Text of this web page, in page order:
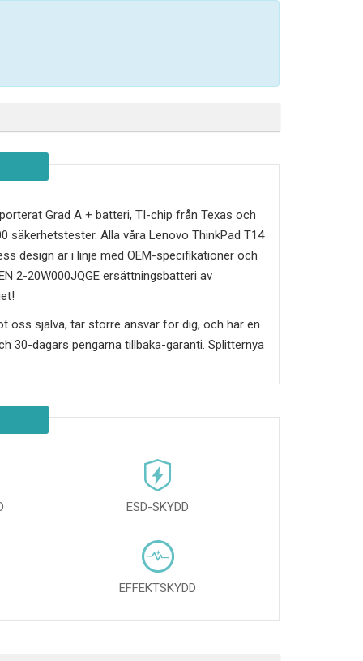
Grad A + batteri, TI-chip från Texas och
Alla våra Lenovo ThinkPad T14
design är i linje med OEM-specifikationer och
2-20W000JQGE ersättningsbatteri av
oss själva, tar större ansvar för dig, och har en
30-dagars pengarna tillbaka-garanti. Splitternya
ESD-SKYDD
EFFEKTSKYDD